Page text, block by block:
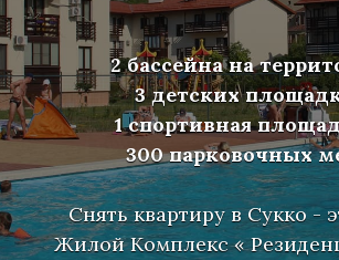
2 бассейна на
3 детских
1 спортивная
300 парковочных
Снять квартиру в Сукко -
Жилой Комплекс «